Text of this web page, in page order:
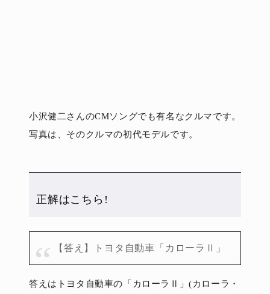
小沢健二さんのCMソングでも有名なクルマです。
写真は、そのクルマの初代モデルです。
正解はこちら!
【答え】トヨタ自動車「カローラⅡ」
答えはトヨタ自動車の「カローラⅡ」(カローラ・